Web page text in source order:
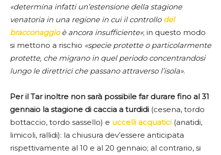
«determina infatti un’estensione della stagione
venatoria in una regione in cui il controllo del
bracconaggioè ancora insufficiente»; in questo modo
si mettono a rischio «specie protette o particolarmente
protette, che migrano in quel periodo concentrandosi
lungo le direttrici che passano attraverso l’isola».
Per il Tar inoltre non sarà possibile far durare fino al 31
gennaio la stagione di caccia a turdidi (cesena, tordo
bottaccio, tordo sassello) e uccelli acquatici (anatidi,
limicoli, rallidi): la chiusura dev’essere anticipata
rispettivamente al 10 e al 20 gennaio; al contrario, si